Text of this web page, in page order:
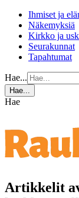
Ihmiset ja
Näkemyksiä
Kirkko ja
Seurakunnat
Tapahtumat
Hae...
Hae...
Hae
Artikkelit